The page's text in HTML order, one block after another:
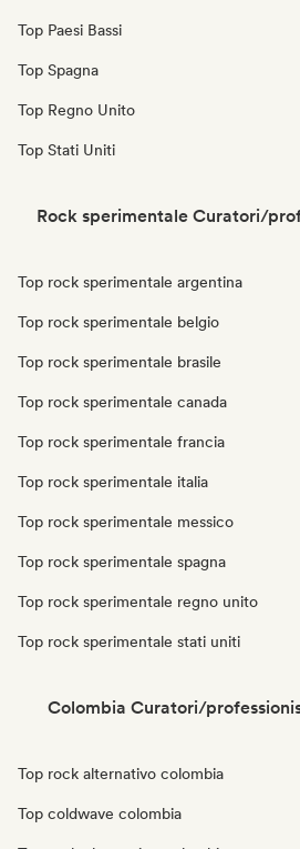
Top Paesi Bassi
Top Spagna
Top Regno Unito
Top Stati Uniti
Rock sperimentale Curatori/
Top rock sperimentale argentina
Top rock sperimentale belgio
Top rock sperimentale brasile
Top rock sperimentale canada
Top rock sperimentale francia
Top rock sperimentale italia
Top rock sperimentale messico
Top rock sperimentale spagna
Top rock sperimentale regno unito
Top rock sperimentale stati uniti
Colombia Curatori/
Top rock alternativo colombia
Top coldwave colombia